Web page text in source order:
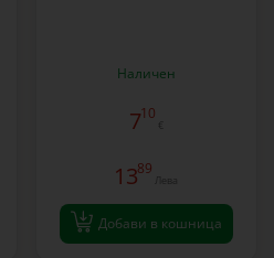
Наличен
710
€
1389
Лева
Добави в кошница